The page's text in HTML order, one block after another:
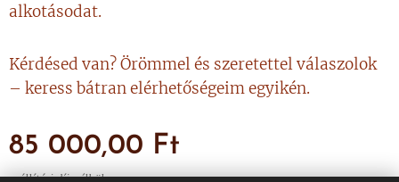
alkotásodat.
Kérdésed van? Örömmel és szeretettel válaszolok
– keress bátran elérhetőségeim egyikén.
85 000,00 Ft
szállítási díj nélkül